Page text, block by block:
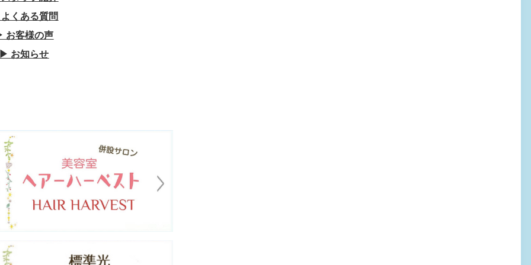
くある質問
お客様の声
お知らせ